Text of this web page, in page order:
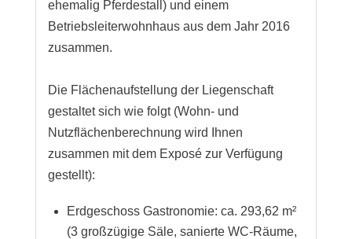
ehemalig Pferdestall) und einem
Betriebsleiterwohnhaus aus dem Jahr 2016
zusammen.
Die Flächenaufstellung der Liegenschaft
gestaltet sich wie folgt (Wohn- und
Nutzflächenberechnung wird Ihnen
zusammen mit dem Exposé zur Verfügung
gestellt):
Erdgeschoss Gastronomie: ca. 293,62 m²
(3 großzügige Säle, sanierte WC-Räume,